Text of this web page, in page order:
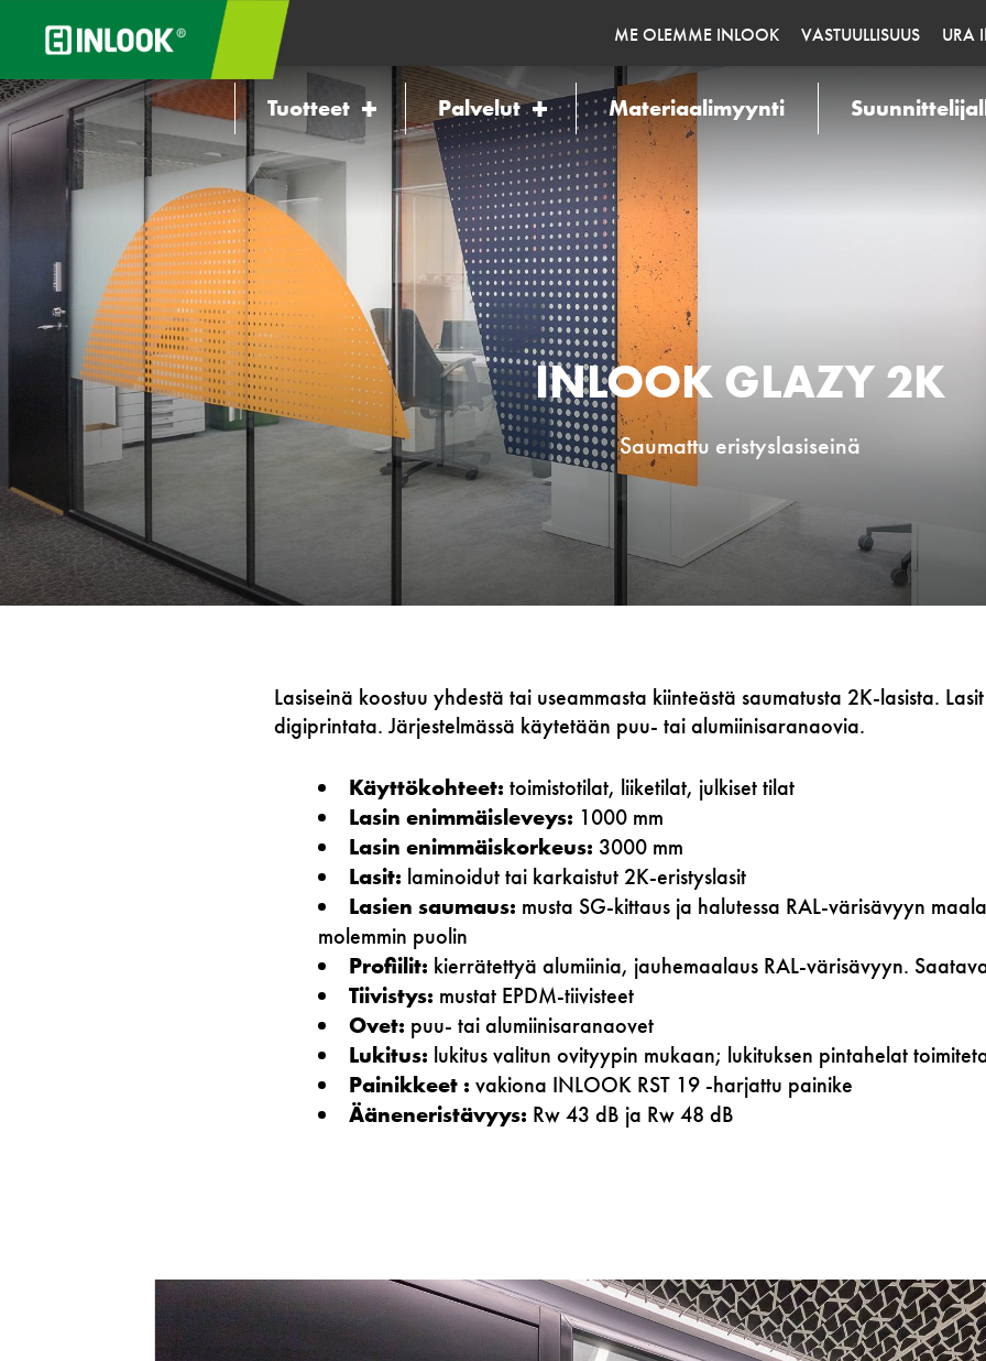
ME OLEMME INLOOK VASTUULLISUUS URA
Tuotteet Palvelut Materiaalimyynti
INLOOK GLAZY 2K
Saumattu eristyslasiseinä
Lasiseinä koostuu yhdestä tai useammasta kiinteästä saumatusta 2K-lasista.
digiprintata. Järjestelmässä käytetään puu- tai alumiinisaranaovia.
Käyttökohteet: toimistotilat, liiketilat, julkiset tilat
Lasin enimmäisleveys: 1000 mm
Lasin enimmäiskorkeus: 3000 mm
Lasit: laminoidut tai karkaistut 2K-eristyslasit
Lasien saumaus: musta SG-kittaus ja halutessa RAL-värisävyyn
molemmin puolin
Profiilit: kierrätettyä alumiinia, jauhemaalaus RAL-värisävyyn.
Tiivistys: mustat EPDM-tiivisteet
Ovet: puu- tai alumiinisaranaovet
Lukitus: lukitus valitun ovityypin mukaan; lukituksen pintahelat
Painikkeet : vakiona INLOOK RST 19 -harjattu painike
Ääneneristävyys: Rw 43 dB ja Rw 48 dB